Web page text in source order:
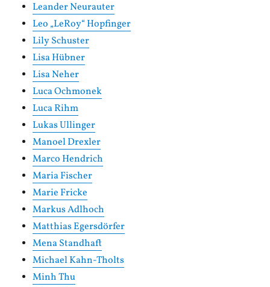
Leander Neurauter
Leo „LeRoy“ Hopfinger
Lily Schuster
Lisa Hübner
Lisa Neher
Luca Ochmonek
Luca Rihm
Lukas Ullinger
Manoel Drexler
Marco Hendrich
Maria Fischer
Marie Fricke
Markus Adlhoch
Matthias Egersdörfer
Mena Standhaft
Michael Kahn-Tholts
Minh Thu